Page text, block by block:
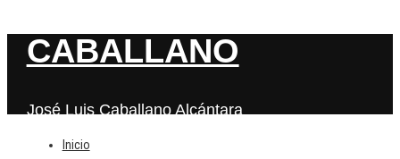
CABALLANO
José Luis Caballano Alcántara
Inicio